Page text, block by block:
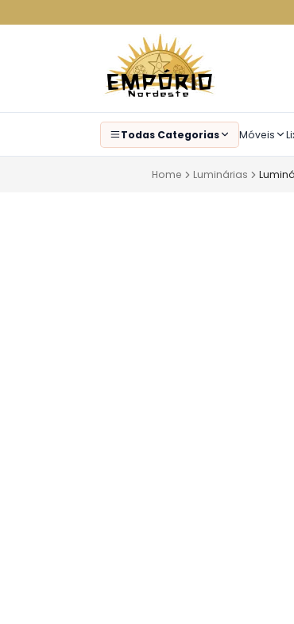
Todas Categorias Móveis
Home Luminárias